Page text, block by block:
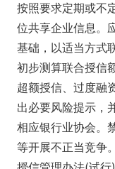
按照要求定期或不
位共享企业信息。
基础，以适当方式
初步测算联合授信
超额授信、过度融
出必要风险提示，
相应银行业协会。
等开展不正当竞争